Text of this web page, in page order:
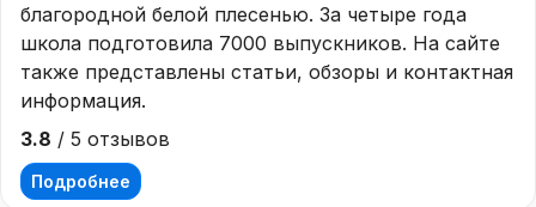
благородной белой плесенью. За четыре года
школа подготовила 7000 выпускников. На сайте
также представлены статьи, обзоры и контактная
информация.
3.8 / 5 отзывов
Подробнее